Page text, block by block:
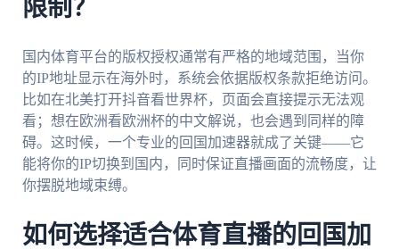
限制？
国内体育平台的版权授权通常有严格的地域范围，当你
的IP地址显示在海外时，系统会依据版权条款拒绝访问。
比如在北美打开抖音看世界杯，页面会直接提示无法观
看；想在欧洲看欧洲杯的中文解说，也会遇到同样的障
碍。这时候，一个专业的回国加速器就成了关键——它
能将你的IP切换到国内，同时保证直播画面的流畅度，让
你摆脱地域束缚。
如何选择适合体育直播的回国加